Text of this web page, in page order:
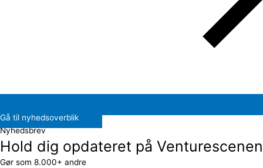
Gå til nyhedsoverblik
Nyhedsbrev
Hold dig opdateret på Venturescenen
Gør som 8.000+ andre